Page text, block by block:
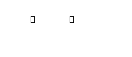
PrihlásenieNákupný